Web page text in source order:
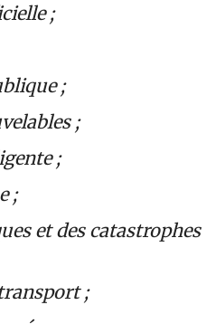
;
;
;
;
;
et des catastrophes
;